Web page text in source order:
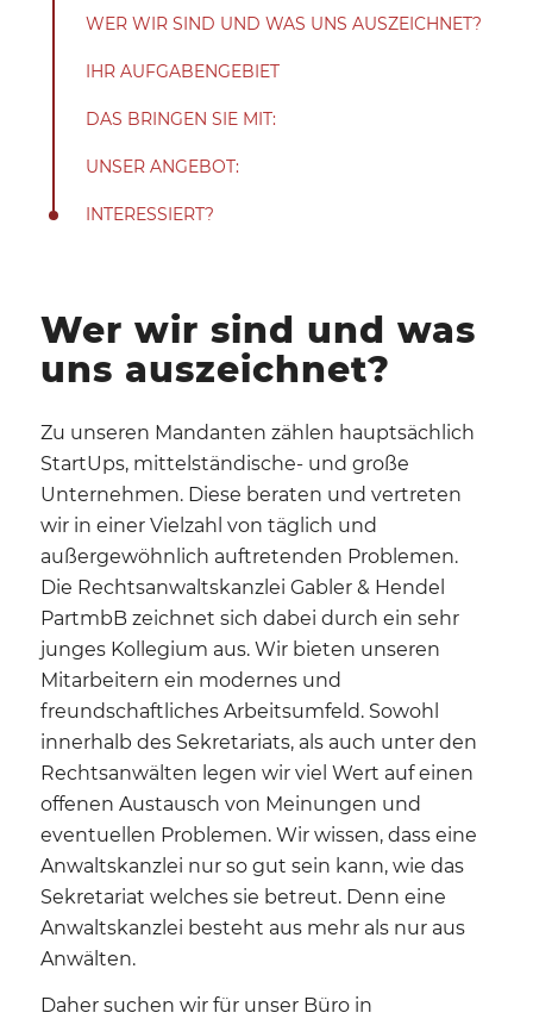
WER WIR SIND UND WAS UNS AUSZEICHNET?
IHR AUFGABENGEBIET
DAS BRINGEN SIE MIT:
UNSER ANGEBOT:
INTERESSIERT?
Wer wir sind und was
uns auszeichnet?
Zu unseren Mandanten zählen hauptsächlich
StartUps, mittelständische- und große
Unternehmen. Diese beraten und vertreten
wir in einer Vielzahl von täglich und
außergewöhnlich auftretenden Problemen.
Die Rechtsanwaltskanzlei Gabler & Hendel
PartmbB zeichnet sich dabei durch ein sehr
junges Kollegium aus. Wir bieten unseren
Mitarbeitern ein modernes und
freundschaftliches Arbeitsumfeld. Sowohl
innerhalb des Sekretariats, als auch unter den
Rechtsanwälten legen wir viel Wert auf einen
offenen Austausch von Meinungen und
eventuellen Problemen. Wir wissen, dass eine
Anwaltskanzlei nur so gut sein kann, wie das
Sekretariat welches sie betreut. Denn eine
Anwaltskanzlei besteht aus mehr als nur aus
Anwälten.
Daher suchen wir für unser Büro in